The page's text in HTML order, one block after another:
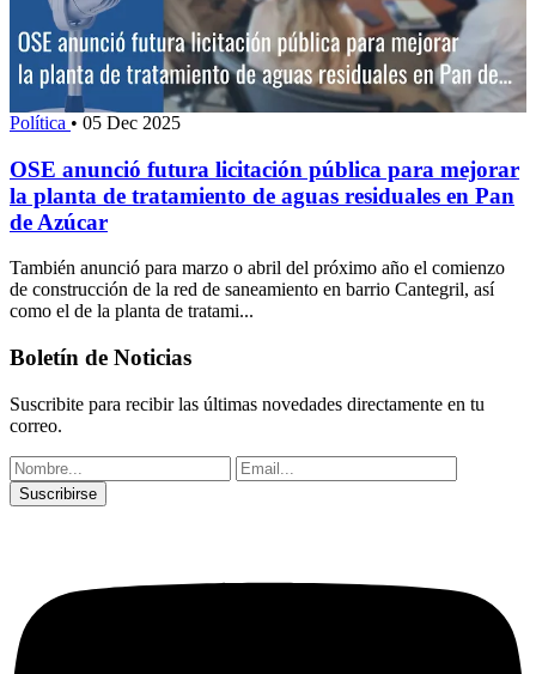
Política • 05 Dec 2025
OSE anunció futura licitación pública para mejorar
la planta de tratamiento de aguas residuales en Pan
de Azúcar
También anunció para marzo o abril del próximo año el comienzo
de construcción de la red de saneamiento en barrio Cantegril, así
como el de la planta de tratami...
Boletín de Noticias
Suscribite para recibir las últimas novedades directamente en tu
correo.
Suscribirse